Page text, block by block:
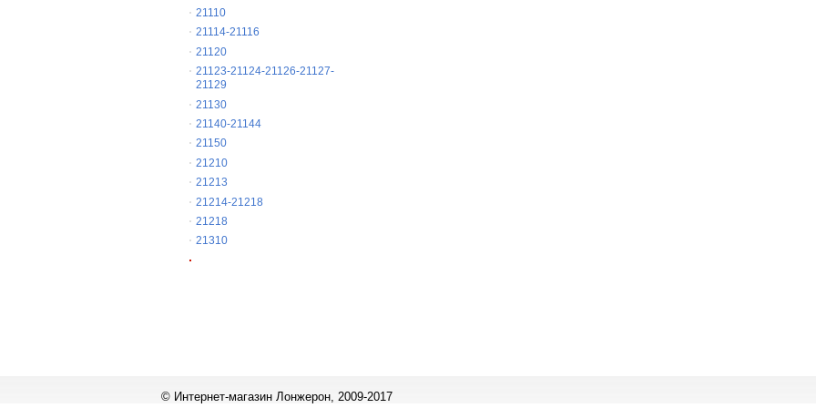
21110
21114-21116
21120
21123-21124-21126-21127-
21129
21130
21140-21144
21150
21210
21213
21214-21218
21218
21310
© Интернет-магазин Лонжерон, 2009-2017